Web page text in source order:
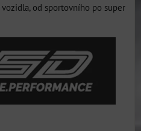
od sportovního po super